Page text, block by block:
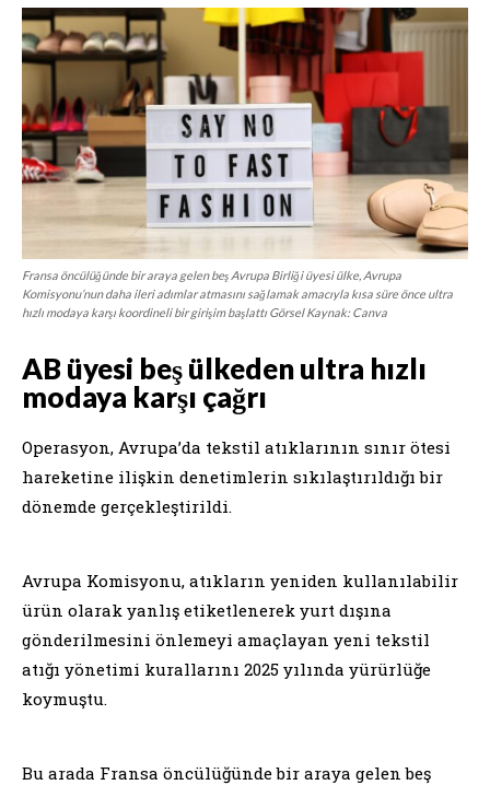
Fransa öncülüğünde bir araya gelen beş Avrupa Birliği üyesi ülke, Avrupa
Komisyonu’nun daha ileri adımlar atmasını sağlamak amacıyla kısa süre önce ultra
hızlı modaya karşı koordineli bir girişim başlattı Görsel Kaynak: Canva
AB üyesi beş ülkeden ultra hızlı
modaya karşı çağrı
Operasyon, Avrupa’da tekstil atıklarının sınır ötesi
hareketine ilişkin denetimlerin sıkılaştırıldığı bir
dönemde gerçekleştirildi.
Avrupa Komisyonu, atıkların yeniden kullanılabilir
ürün olarak yanlış etiketlenerek yurt dışına
gönderilmesini önlemeyi amaçlayan yeni tekstil
atığı yönetimi kurallarını 2025 yılında yürürlüğe
koymuştu.
Bu arada Fransa öncülüğünde bir araya gelen beş